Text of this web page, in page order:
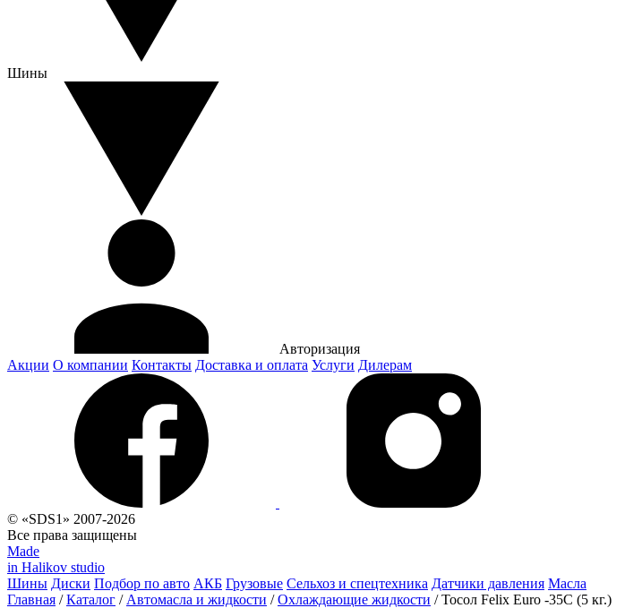
Шины
Авторизация
Акции О компании Контакты Доставка и оплата Услуги Дилерам
© «SDS1» 2007-2026
Все права защищены
Made
in Halikov studio
Шины Диски Подбор по авто АКБ Грузовые Сельхоз и спецтехника Датчики давления Масла
Главная / Каталог / Автомасла и жидкости / Охлаждающие жидкости / Тосол Felix Euro -35C (5 кг.)